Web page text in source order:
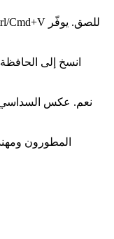
انسخ إلى
نعم. عكس السداسي
المطورون